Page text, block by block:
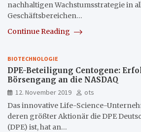
nachhaltigen Wachstumsstrategie in
Geschäftsbereichen…
Continue Reading
BIOTECHNOLOGIE
DPE-Beteiligung Centogene:
Börsengang an die NASDAQ
12. November 2019
ots
Das innovative Life-Science-
deren größter Aktionär die DPE
(DPE) ist, hat an…